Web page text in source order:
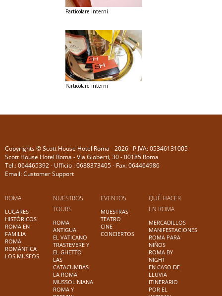
Particolare interni
Particolare interni
Copyrights © Scott House Hotel Roma - 2026 P.IVA: 05346131005
Scott House Hotel Roma - Via Gioberti, 30 - 00185 Roma
Tel.: 064465392 - Ufficio : 0688373405 - Fax: 064464986
Email: Customer Support
ROMA
LUGARES
HISTÓRICOS
ROMA EN
FAMILIA
ROMA
ROMÁNTICA
LOS MUSEOS
NUESTROS
TOURS
ROMA
ANTIGUA
EL VATICANO
TRASTEVERE Y
EL GHETTO
LAS
CATACUMBAS
LA ROMA
MUSSOLINIANA
ROMA Y
EVENTOS
MUESTRAS
TEATRO
CINE
CONCIERTOS
QUÉ HACER
EN ROMA
MERCADILLOS
MANIFESTACIONES
ROMA PARA
NIÑOS
ROMA BY
NIGHT
EN CASO DE
LLUVIA
ITINERARIO
POR EL